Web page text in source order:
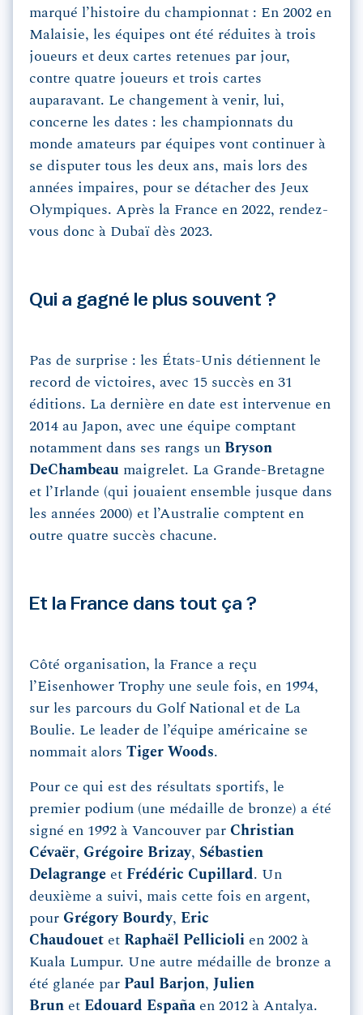
marqué l’histoire du championnat : En 2002 en
Malaisie, les équipes ont été réduites à trois
joueurs et deux cartes retenues par jour,
contre quatre joueurs et trois cartes
auparavant. Le changement à venir, lui,
concerne les dates : les championnats du
monde amateurs par équipes vont continuer à
se disputer tous les deux ans, mais lors des
années impaires, pour se détacher des Jeux
Olympiques. Après la France en 2022, rendez-
vous donc à Dubaï dès 2023.
Qui a gagné le plus souvent ?
Pas de surprise : les États-Unis détiennent le
record de victoires, avec 15 succès en 31
éditions. La dernière en date est intervenue en
2014 au Japon, avec une équipe comptant
notamment dans ses rangs un Bryson
DeChambeau maigrelet. La Grande-Bretagne
et l’Irlande (qui jouaient ensemble jusque dans
les années 2000) et l’Australie comptent en
outre quatre succès chacune.
Et la France dans tout ça ?
Côté organisation, la France a reçu
l’Eisenhower Trophy une seule fois, en 1994,
sur les parcours du Golf National et de La
Boulie. Le leader de l’équipe américaine se
nommait alors Tiger Woods.
Pour ce qui est des résultats sportifs, le
premier podium (une médaille de bronze) a été
signé en 1992 à Vancouver par Christian
Cévaër, Grégoire Brizay, Sébastien
Delagrange et Frédéric Cupillard. Un
deuxième a suivi, mais cette fois en argent,
pour Grégory Bourdy, Eric
Chaudouet et Raphaël Pellicioli en 2002 à
Kuala Lumpur. Une autre médaille de bronze a
été glanée par Paul Barjon, Julien
Brun et Edouard España en 2012 à Antalya.